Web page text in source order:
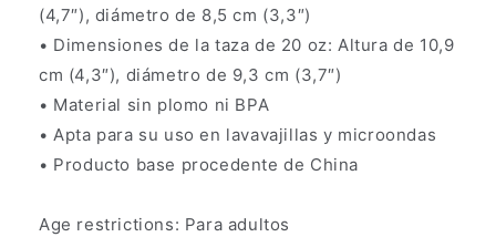
(4,7″), diámetro de 8,5 cm (3,3″)
• Dimensiones de la taza de 20 oz: Altura de 10,9
cm (4,3″), diámetro de 9,3 cm (3,7″)
• Material sin plomo ni BPA
• Apta para su uso en lavavajillas y microondas
• Producto base procedente de China
Age restrictions: Para adultos